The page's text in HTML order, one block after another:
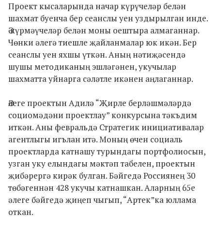
Проект кысаларында начар күрүчеләр белән
шахмат буенча бер сеанслы уен уздырылган инде.
Ә күрмәүчеләр белән моны оештыра алмаганнар.
Чөнки әлегә тиешле җайланмалар юк икән. Бер
сеанслы уен яхшы үткән. Аның нәтиҗәсендә
шушы методиканың эшләгәнен, укучылар
шахматта уйнарга сәләтле икәнен аңлаганнар.
Әлеге проектын Адилә “Җирле берләшмәләрдә
социомәдәни проектлау” конкурсына тәкъдим
иткән. Аны февральдә Стратегик инициативалар
агентлыгы игълан итә. Моның өчен социаль
проектларда катнашу турындагы портфолиосын,
узган уку елындагы мәктәп табелен, проектын
җибәрергә кирәк булган. Бәйгедә Россиянең 30
төбәгеннән 428 укучы катнашкан. Аларның 65е
әлеге бәйгедә җиңеп чыгып, “Артек”ка юллама
откан.